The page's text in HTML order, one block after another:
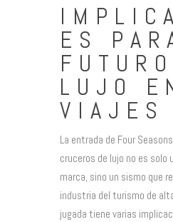
ES
LUJO
VIAJES
La entrada de Four
cruceros de lujo no es solo
marca, sino un sismo que
industria del turismo de
jugada tiene varias